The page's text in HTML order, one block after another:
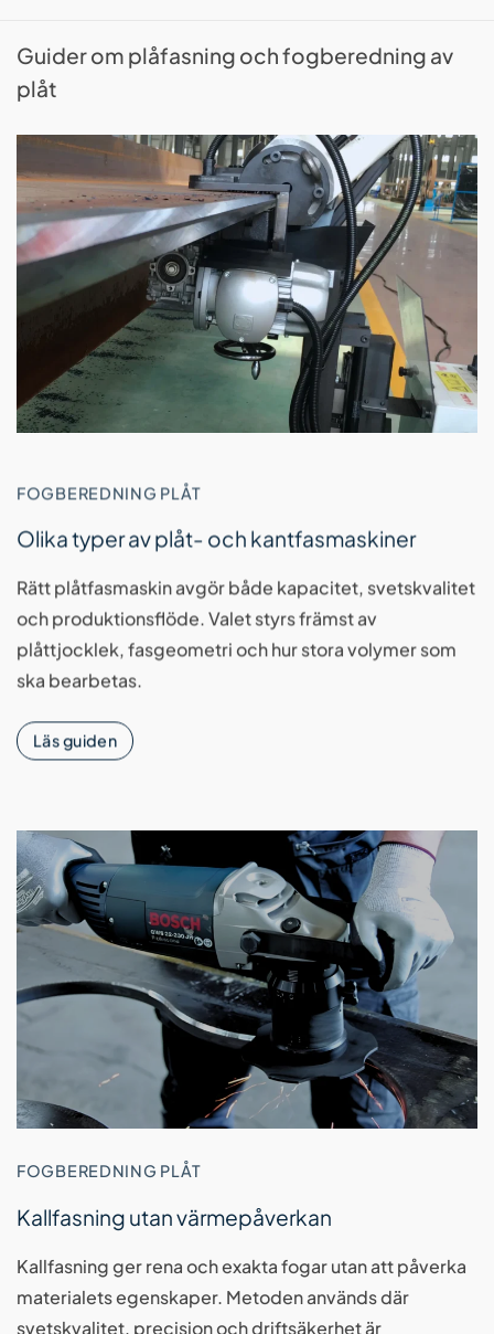
Guider om plåfasning och fogberedning av
plåt
FOGBEREDNING PLÅT
Olika typer av plåt- och kantfasmaskiner
Rätt plåtfasmaskin avgör både kapacitet, svetskvalitet
och produktionsflöde. Valet styrs främst av
plåttjocklek, fasgeometri och hur stora volymer som
ska bearbetas.
Läs guiden
FOGBEREDNING PLÅT
Kallfasning utan värmepåverkan
Kallfasning ger rena och exakta fogar utan att påverka
materialets egenskaper. Metoden används där
svetskvalitet, precision och driftsäkerhet är